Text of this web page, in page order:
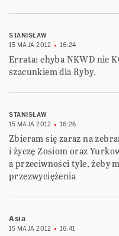
STANISŁAW
15 MAJA 2012
16:24
Errata: chyba NKWD nie
szacunkiem dla Ryby.
STANISŁAW
15 MAJA 2012
16:26
Zbieram się zaraz na
i życzę Zosiom oraz
a przeciwności tyle, żeby
przezwyciężenia
Asia
15 MAJA 2012 16:41